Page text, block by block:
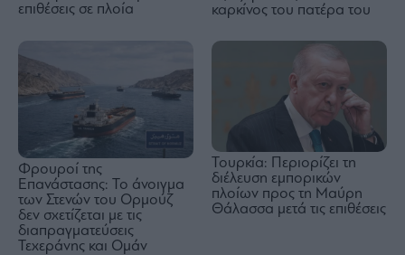
επιθέσεις σε πλοία
καρκίνος του πατέρα του
Φρουροί της
Επανάστασης: Το άνοιγμα
των Στενών του Ορμούζ
δεν σχετίζεται με τις
διαπραγματεύσεις
Τεχεράνης και Ομάν
Τουρκία: Περιορίζει τη
διέλευση εμπορικών
πλοίων προς τη Μαύρη
Θάλασσα μετά τις επιθέσεις